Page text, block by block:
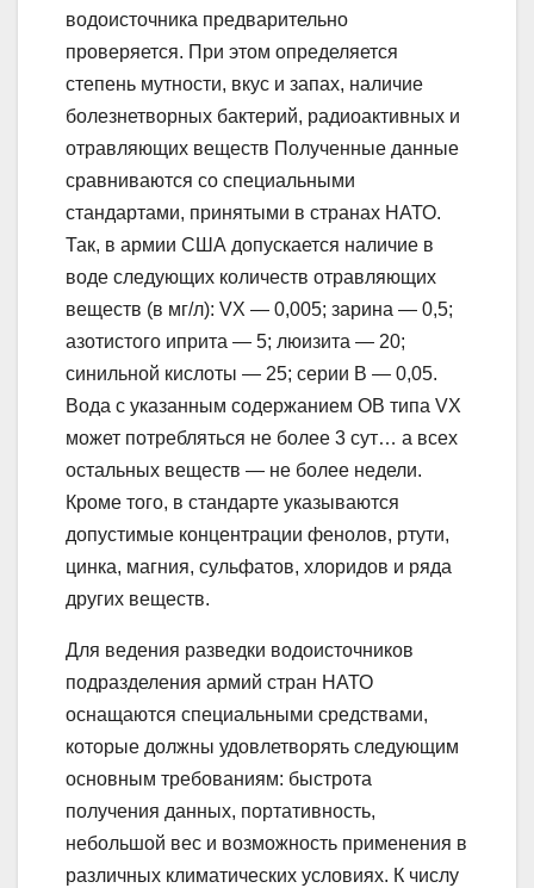
водоисточника предварительно
проверяется. При этом определяется
степень мутности, вкус и запах, наличие
болезнетворных бактерий, радиоактивных и
отравляющих веществ Полученные данные
сравниваются со специальными
стандартами, принятыми в странах НАТО.
Так, в армии США допускается наличие в
воде следующих количеств отравляющих
веществ (в мг/л): VX — 0,005; зарина — 0,5;
азотистого иприта — 5; люизита — 20;
синильной кислоты — 25; серии В — 0,05.
Вода с указанным содержанием ОВ типа VX
может потребляться не более 3 сут… а всех
остальных веществ — не более недели.
Кроме того, в стандарте указываются
допустимые концентрации фенолов, ртути,
цинка, магния, сульфатов, хлоридов и ряда
других веществ.
Для ведения разведки водоисточников
подразделения армий стран НАТО
оснащаются специальными средствами,
которые должны удовлетворять следующим
основным требованиям: быстрота
получения данных, портативность,
небольшой вес и возможность применения в
различных климатических условиях. К числу